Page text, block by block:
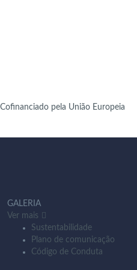
GALERIA
Ver mais
Sustentabilidade
Plano de comunicação
Código de Conduta